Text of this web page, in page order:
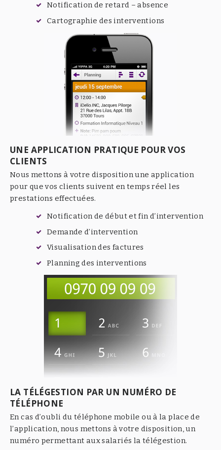
Notification de retard – absence
Cartographie des interventions
UNE APPLICATION PRATIQUE POUR VOS
CLIENTS
Nous mettons à votre disposition une application
pour que vos clients suivent en temps réel les
prestations effectuées.
Notification de début et fin d’intervention
Demande d’intervention
Visualisation des factures
Planning des interventions
LA TÉLÉGESTION PAR UN NUMÉRO DE
TÉLÉPHONE
En cas d’oubli du téléphone mobile ou à la place de
l’application, nous mettons à votre disposition, un
numéro permettant aux salariés la télégestion.